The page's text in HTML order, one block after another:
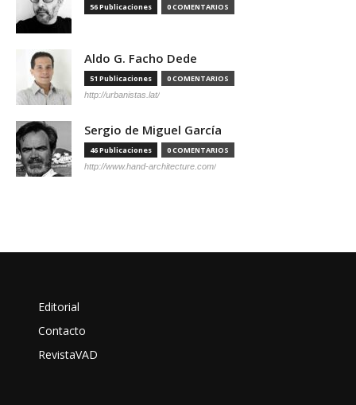
56 Publicaciones 0 COMENTARIOS
Aldo G. Facho Dede
51 Publicaciones 0 COMENTARIOS
http://urbanistas.lat/
Sergio de Miguel García
46 Publicaciones 0 COMENTARIOS
http://www.hand-architecture.com/
Editorial
Contacto
RevistaVAD